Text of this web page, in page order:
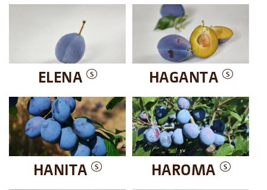
ELENA S HAGANTA S
HANITA S HAROMA S